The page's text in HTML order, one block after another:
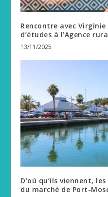
Rencontre avec
d’études à l’Agence
13/11/2025
D’où qu’ils viennent,
du marché de Port-